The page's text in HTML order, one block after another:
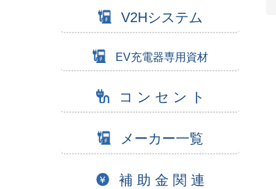
V2Hシステム
EV充電器専用資材
コ ン セ ン ト
メーカー一覧
補 助 金 関 連